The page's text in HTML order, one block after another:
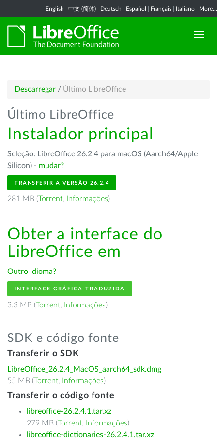
English 中文 (简体) Deutsch Español Français Italiano More...
Descarregar / Último LibreOffice
Último LibreOffice
Instalador principal
Seleção: LibreOffice 26.2.4 para macOS (Aarch64/Apple
Silicon) - mudar?
TRANSFERIR A VERSÃO 26.2.4
281 MB (Torrent, Informações)
Obter a interface do
LibreOffice em
Outro idioma?
INTERFACE GRÁFICA TRADUZIDA
3.3 MB (Torrent, Informações)
SDK e código fonte
Transferir o SDK
LibreOffice_26.2.4_MacOS_aarch64_sdk.dmg
55 MB (Torrent, Informações)
Transferir o código fonte
libreoffice-26.2.4.1.tar.xz
279 MB (Torrent, Informações)
libreoffice-dictionaries-26.2.4.1.tar.xz